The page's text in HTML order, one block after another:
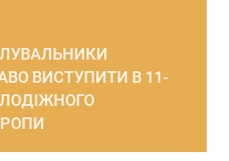
ВИСТУПИТИ В 11-